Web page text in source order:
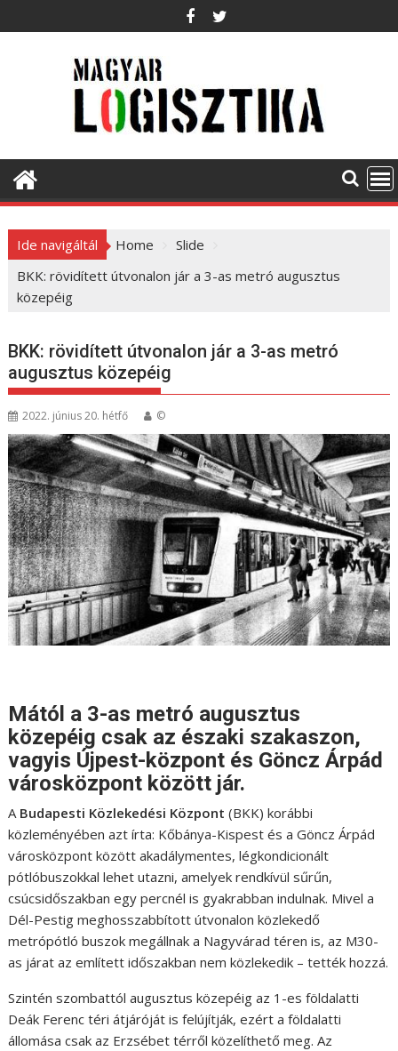
k
o
t
Ide navigáltál Home
Slide
BKK: rövidített útvonalon jár a 3-as metró augusztus
közepéig
BKK: rövidített útvonalon jár a 3-as metró
augusztus közepéig
2022. június 20. hétfő ©
Mától a 3-as metró augusztus
közepéig csak az északi szakaszon,
vagyis Újpest-központ és Göncz Árpád
városközpont között jár.
A Budapesti Közlekedési Központ (BKK) korábbi
közleményében azt írta: Kőbánya-Kispest és a Göncz Árpád
városközpont között akadálymentes, légkondicionált
pótlóbuszokkal lehet utazni, amelyek rendkívül sűrűn,
csúcsidőszakban egy percnél is gyakrabban indulnak. Mivel a
Dél-Pestig meghosszabbított útvonalon közlekedő
metrópótló buszok megállnak a Nagyvárad téren is, az M30-
as járat az említett időszakban nem közlekedik – tették hozzá.
Szintén szombattól augusztus közepéig az 1-es földalatti
Deák Ferenc téri átjáróját is felújítják, ezért a földalatti
állomása csak az Erzsébet térről közelíthető meg. Az